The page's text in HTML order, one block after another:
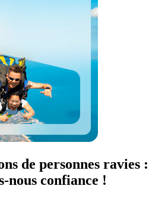
de personnes ravies :
nous confiance !